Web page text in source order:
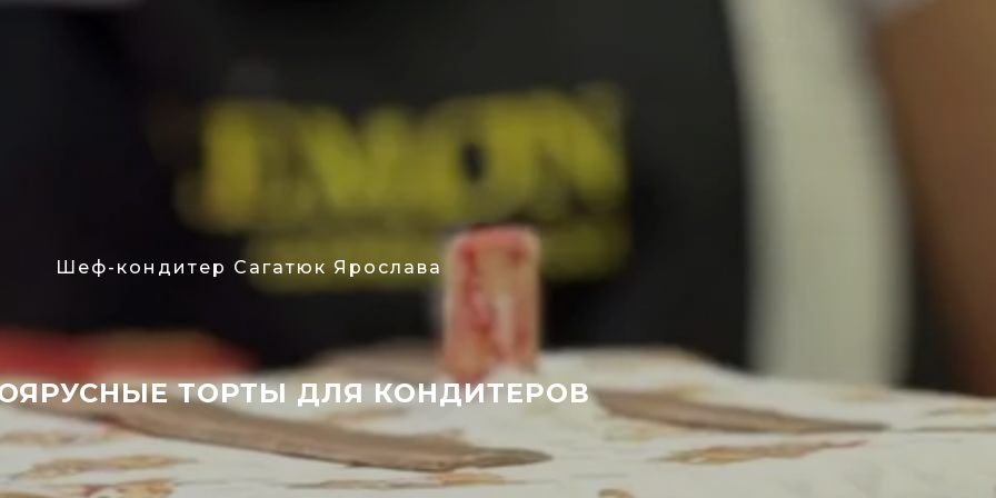
Шеф-кондитер Сагатюк Ярослава
ТОРТЫ ДЛЯ КОНДИТЕРОВ